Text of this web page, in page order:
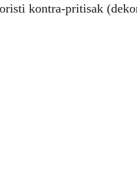
kontra-pritisak